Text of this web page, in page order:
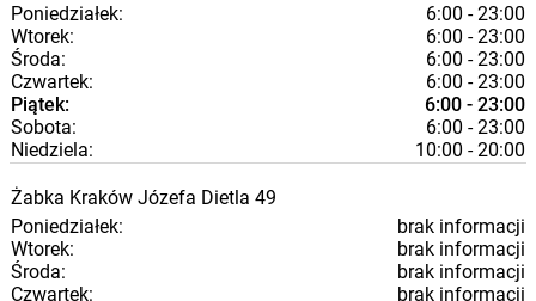
Poniedziałek:
6:00 - 23:00
Wtorek:
6:00 - 23:00
Środa:
6:00 - 23:00
Czwartek:
6:00 - 23:00
Piątek:
6:00 - 23:00
Sobota:
6:00 - 23:00
Niedziela:
10:00 - 20:00
Żabka Kraków Józefa Dietla 49
Poniedziałek:
brak informacji
Wtorek:
brak informacji
Środa:
brak informacji
Czwartek:
brak informacji